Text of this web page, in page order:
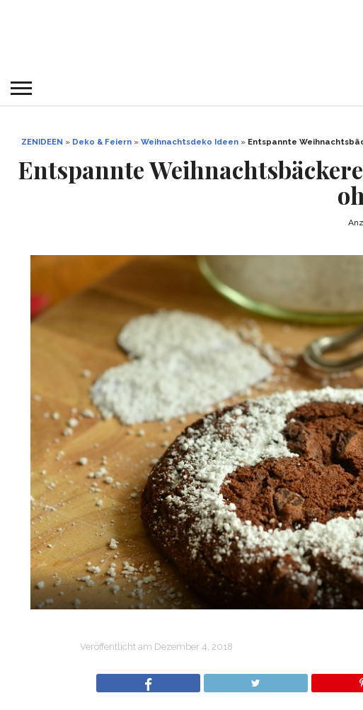
ZENIDEEN » Deko & Feiern » Weihnachtsdeko Ideen » Entspannte
Entspannte
Veröffentlicht am Dezember 4, 2018